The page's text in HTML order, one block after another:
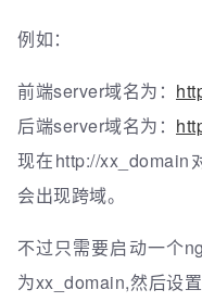
例如：
前端server域名为：
后端server域名为：
现在http://xx_domain
会出现跨域。
不过只需要启动一个
为xx_domain,然后设